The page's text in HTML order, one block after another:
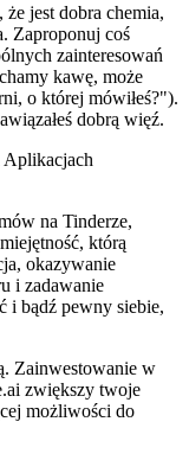
jest dobra chemia,
Zaproponuj coś
zainteresowań
kawę, może
o której mówiłeś?").
dobrą więź.
Aplikacjach
na Tinderze,
którą
okazywanie
i zadawanie
i bądź pewny siebie,
Zainwestowanie w
zwiększy twoje
możliwości do